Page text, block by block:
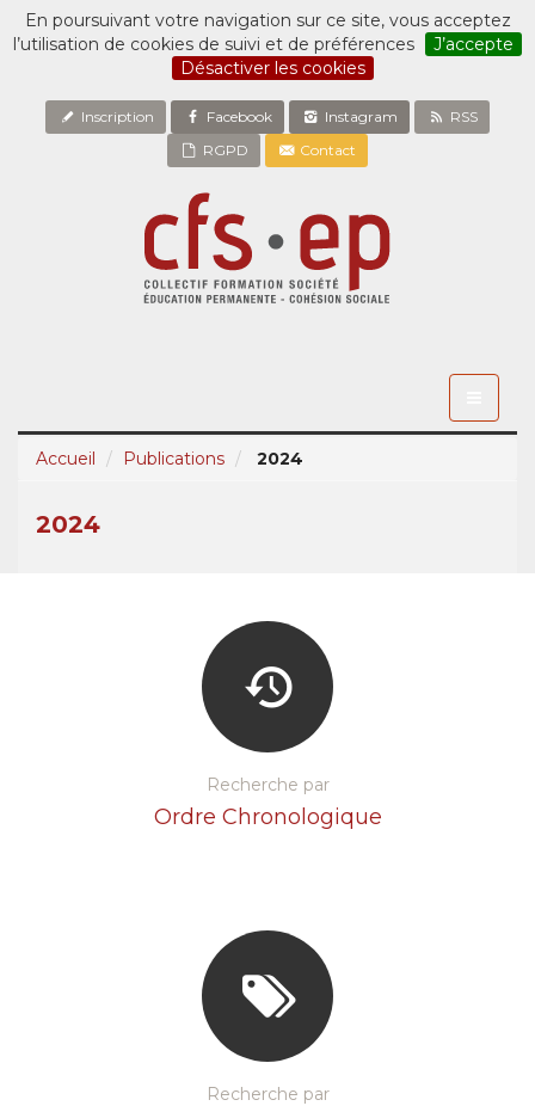
En poursuivant votre navigation sur ce site, vous acceptez
l’utilisation de cookies de suivi et de préférences
J’accepte
Désactiver les cookies
Inscription Facebook Instagram
RSS
RGPD
Contact
Accueil
Publications 2024
2024
Recherche par
Ordre Chronologique
Recherche par